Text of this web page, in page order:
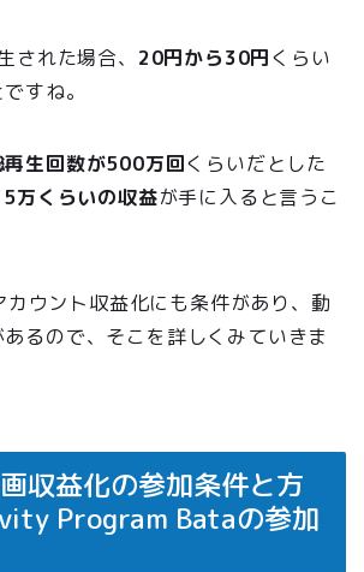
れた場合、 20円から30円くらい
すね。
再生回数が500万回くらいだとした
万くらいの収益が手に入ると言うこ
ウント収益化にも条件があり、動
るので、そこを詳しくみていきま
収益化の参加条件と方
Program Bataの参加